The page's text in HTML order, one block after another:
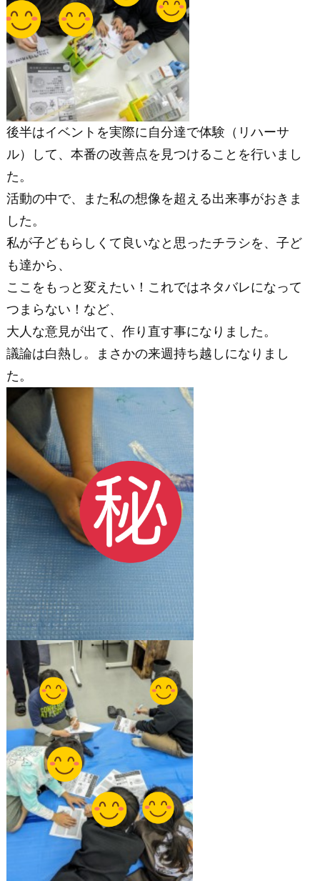
後半はイベントを実際に自分達で体験（リハーサ
ル）して、本番の改善点を見つけることを行いまし
た。
活動の中で、また私の想像を超える出来事がおきま
した。
私が子どもらしくて良いなと思ったチラシを、子ど
も達から、
ここをもっと変えたい！これではネタバレになって
つまらない！など、
大人な意見が出て、作り直す事になりました。
議論は白熱し。まさかの来週持ち越しになりまし
た。